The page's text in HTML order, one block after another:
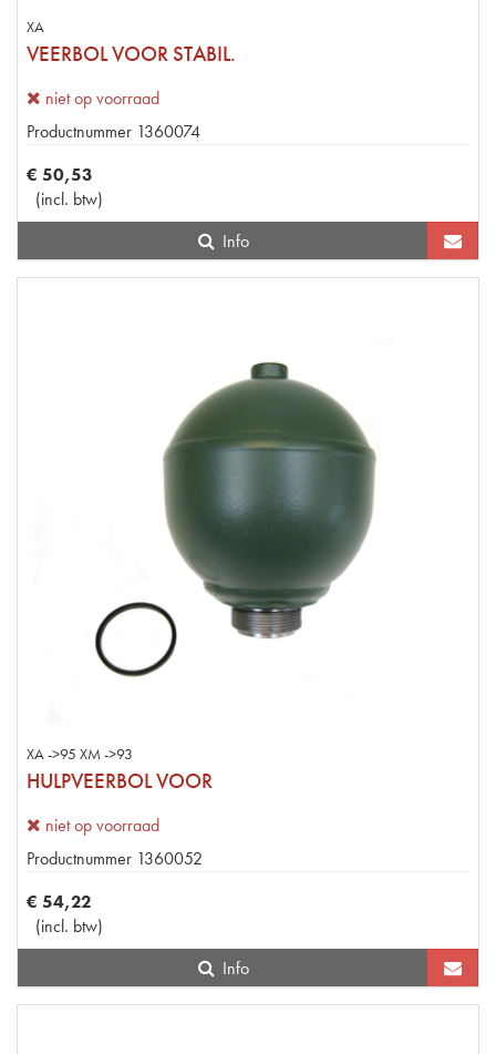
XA
VEERBOL VOOR STABIL.
niet op voorraad
Productnummer 1360074
€ 50,53
(incl. btw)
Info
XA ->95 XM ->93
HULPVEERBOL VOOR
niet op voorraad
Productnummer 1360052
€ 54,22
(incl. btw)
Info